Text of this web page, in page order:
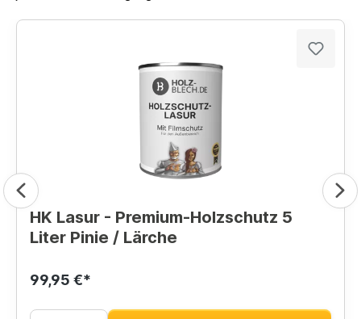
HK Lasur - Premium-Holzschutz 5
Liter Pinie / Lärche
99,95 €*